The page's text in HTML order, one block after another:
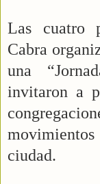
Las cuatro
Cabra
una
invitaron a
ciudad.